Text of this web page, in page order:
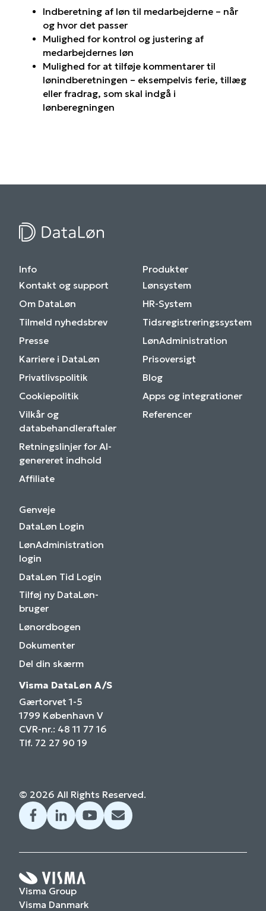
Indberetning af løn til medarbejderne – når
og hvor det passer
Mulighed for kontrol og justering af
medarbejdernes løn
Mulighed for at tilføje kommentarer til
lønindberetningen – eksempelvis ferie, tillæg
eller fradrag, som skal indgå i
lønberegningen
Info
Kontakt og support
Om DataLøn
Tilmeld nyhedsbrev
Presse
Karriere i DataLøn
Privatlivspolitik
Cookiepolitik
Vilkår og
databehandleraftaler
Retningslinjer for AI-
genereret indhold
Affiliate
Produkter
Lønsystem
HR-System
Tidsregistreringssystem
LønAdministration
Prisoversigt
Blog
Apps og integrationer
Referencer
Genveje
DataLøn Login
LønAdministration
login
DataLøn Tid Login
Tilføj ny DataLøn-
bruger
Lønordbogen
Dokumenter
Del din skærm
Visma DataLøn A/S
Gærtorvet 1-5
1799 København V
CVR-nr.: 48 11 77 16
Tlf. 72 27 90 19
© 2026 All Rights Reserved.
Visma Group
Visma Danmark